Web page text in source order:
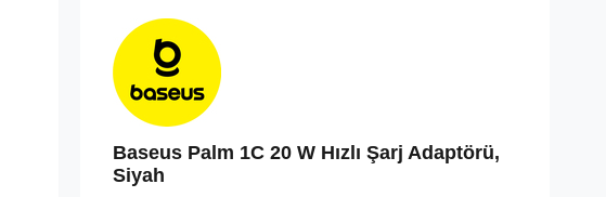
Baseus Palm 1C 20 W Hızlı Şarj Adaptörü,
Siyah